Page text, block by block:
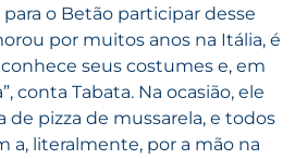
para o Betão participar desse
por muitos anos na Itália, é
seus costumes e, em
conta Tabata. Na ocasião, ele
pizza de mussarela, e todos
a, literalmente, por a mão na